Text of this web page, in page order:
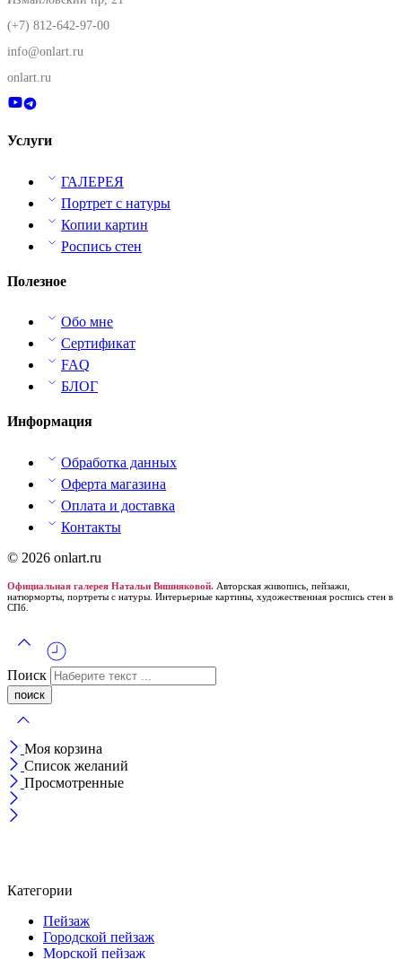
(+7) 812-642-97-00
info@onlart.ru
onlart.ru
Услуги
ГАЛЕРЕЯ
Портрет с натуры
Копии картин
Роспись стен
Полезное
Обо мне
Сертификат
FAQ
БЛОГ
Информация
Обработка данных
Оферта магазина
Оплата и доставка
Контакты
© 2026 onlart.ru
Официальная галерея Натальи Вишняковой. Авторская живопись, пейзажи,
натюрморты, портреты с натуры. Интерьерные картины, художественная роспись стен в
СПб.
Поиск
Моя корзина
Список желаний
Просмотренные
Категории
Пейзаж
Городской пейзаж
Морской пейзаж